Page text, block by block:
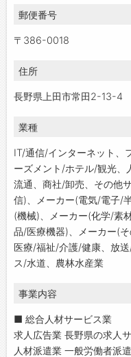
郵便番号
〒386-0018
住所
長野県上田市常田2-13-4
業種
IT/通信/インターネット、
ーズメント/ホテル/観光、
流通、商社/卸売、その他
信)、メーカー(電気/電子/
(機械)、メーカー(化学/素
品/医療機器)、メーカー(
医療/福祉/介護/健康、放
ス/水道、農林水産業
事業内容
■ 総合人材サービス業
求人広告業 長野県の求人
人材派遣業 一般労働者派